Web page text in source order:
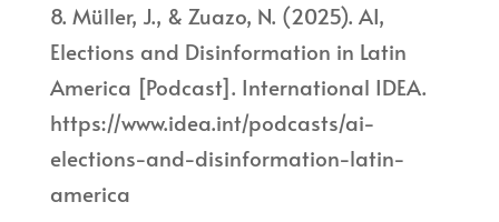
8. Müller, J., & Zuazo, N. (2025). AI,
Elections and Disinformation in Latin
America [Podcast]. International IDEA.
https://www.idea.int/podcasts/ai-
elections-and-disinformation-latin-
america